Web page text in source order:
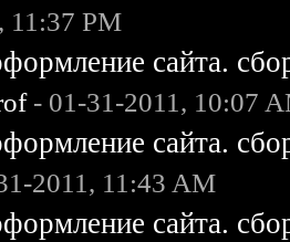
11:37 PM
сайта.
- 01-31-2011, 10:07
сайта.
2011, 11:43 AM
сайта.